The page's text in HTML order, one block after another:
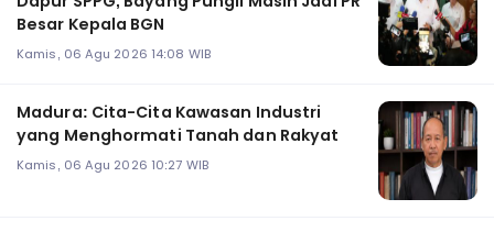
Besar Kepala BGN
Kamis, 06 Agu 2026 14:08 WIB
Madura: Cita-Cita Kawasan Industri
yang Menghormati Tanah dan Rakyat
Kamis, 06 Agu 2026 10:27 WIB